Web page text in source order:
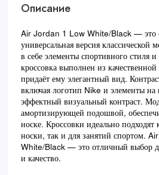
Описание
Air Jordan 1 Low White/Black — это
универсальная версия классической
в себе элементы спортивного стиля
кроссовка выполнен из
придаёт ему элегантный вид.
включая логотип Nike и элементы
эффектный визуальный контраст.
амортизирующей подошвой,
носке. Кроссовки идеально подходят
носки, так и для занятий спортом.
White/Black — это отличный выбор
и качество.